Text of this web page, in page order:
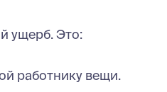
ущерб. Это:
работнику вещи.